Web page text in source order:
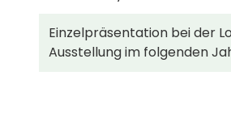
Einzelpräsentation bei der
Ausstellung im folgenden